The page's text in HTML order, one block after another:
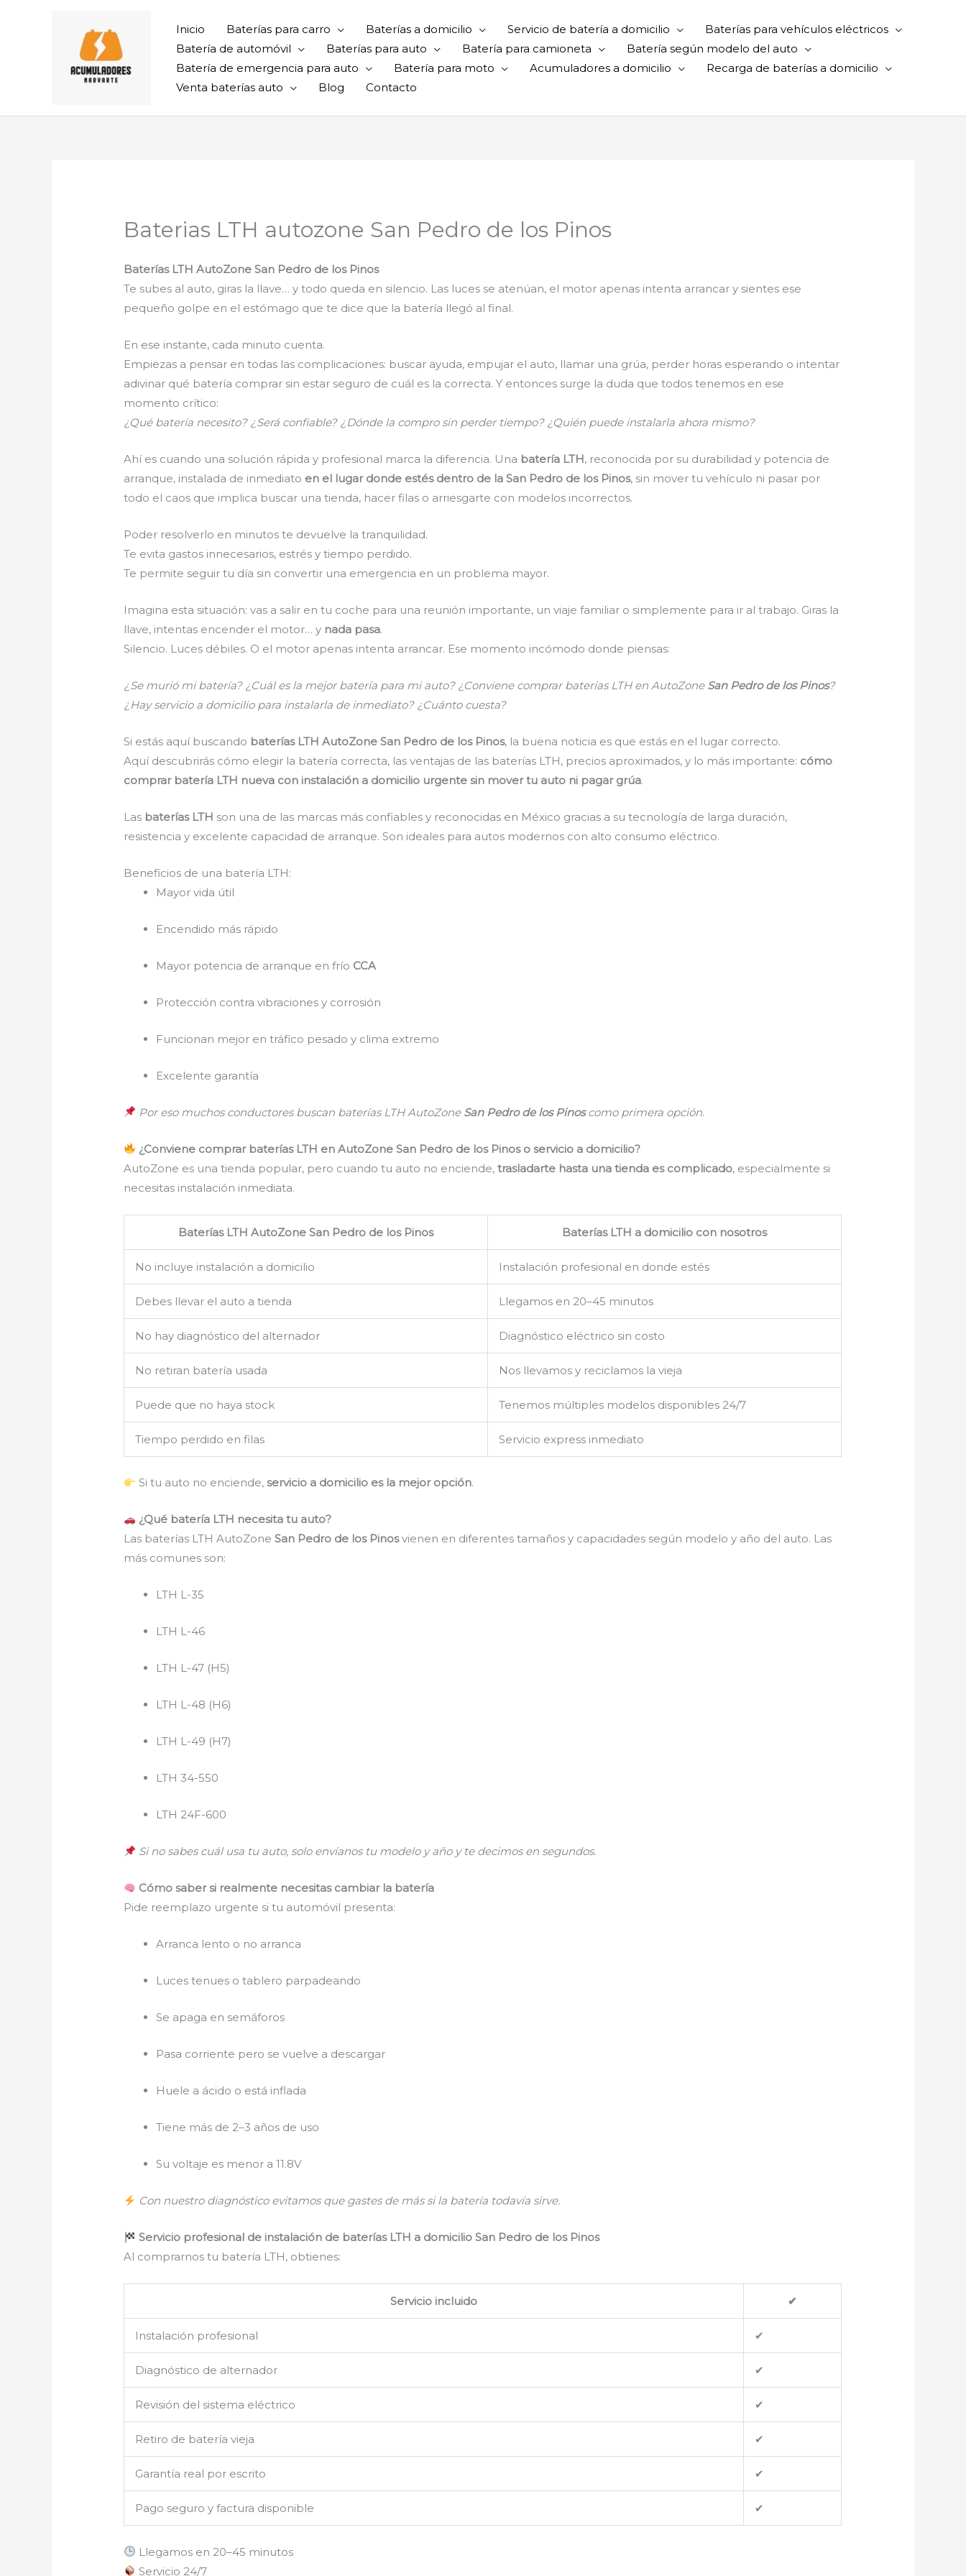
Inicio Baterías para carro Baterías a domicilio Servicio de batería a domicilio
Baterías para vehículos eléctricos
Batería de automóvil
Baterías para auto Batería para camioneta
Batería según modelo del auto
Batería de emergencia para auto
Batería para moto Acumuladores a domicilio
Recarga de baterías a domicilio
Venta baterías auto
Blog Contacto
Baterias LTH autozone San Pedro de los Pinos
Baterías LTH AutoZone San Pedro de los Pinos
Te subes al auto, giras la llave… y todo queda en silencio. Las luces se atenúan, el motor apenas intenta arrancar y sientes ese
pequeño golpe en el estómago que te dice que la batería llegó al final.
En ese instante, cada minuto cuenta.
Empiezas a pensar en todas las complicaciones: buscar ayuda, empujar el auto, llamar una grúa, perder horas esperando o intentar
adivinar qué batería comprar sin estar seguro de cuál es la correcta. Y entonces surge la duda que todos tenemos en ese
momento crítico:
¿Qué batería necesito? ¿Será confiable? ¿Dónde la compro sin perder tiempo? ¿Quién puede instalarla ahora mismo?
Ahí es cuando una solución rápida y profesional marca la diferencia. Una batería LTH, reconocida por su durabilidad y potencia de
arranque, instalada de inmediato en el lugar donde estés dentro de la San Pedro de los Pinos, sin mover tu vehículo ni pasar por
todo el caos que implica buscar una tienda, hacer filas o arriesgarte con modelos incorrectos.
Poder resolverlo en minutos te devuelve la tranquilidad.
Te evita gastos innecesarios, estrés y tiempo perdido.
Te permite seguir tu día sin convertir una emergencia en un problema mayor.
Imagina esta situación: vas a salir en tu coche para una reunión importante, un viaje familiar o simplemente para ir al trabajo. Giras la
llave, intentas encender el motor… y nada pasa.
Silencio. Luces débiles. O el motor apenas intenta arrancar. Ese momento incómodo donde piensas:
¿Se murió mi batería? ¿Cuál es la mejor batería para mi auto? ¿Conviene comprar baterías LTH en AutoZone San Pedro de los Pinos?
¿Hay servicio a domicilio para instalarla de inmediato? ¿Cuánto cuesta?
Si estás aquí buscando baterías LTH AutoZone San Pedro de los Pinos, la buena noticia es que estás en el lugar correcto.
Aquí descubrirás cómo elegir la batería correcta, las ventajas de las baterías LTH, precios aproximados, y lo más importante: cómo
comprar batería LTH nueva con instalación a domicilio urgente sin mover tu auto ni pagar grúa.
Las baterías LTH son una de las marcas más confiables y reconocidas en México gracias a su tecnología de larga duración,
resistencia y excelente capacidad de arranque. Son ideales para autos modernos con alto consumo eléctrico.
Beneficios de una batería LTH:
Mayor vida útil
Encendido más rápido
Mayor potencia de arranque en frío CCA
Protección contra vibraciones y corrosión
Funcionan mejor en tráfico pesado y clima extremo
Excelente garantía
Por eso muchos conductores buscan baterías LTH AutoZone San Pedro de los Pinoscomo primera opción.
¿Conviene comprar baterías LTH en AutoZone San Pedro de los Pinos o servicio a domicilio?
AutoZone es una tienda popular, pero cuando tu auto no enciende,trasladarte hasta una tienda es complicado, especialmente si
necesitas instalación inmediata.
Baterías LTH AutoZoneSan Pedro de los Pinos Baterías LTH a domicilio con nosotros
No incluye instalación a domicilio Instalación profesional en donde estés
Debes llevar el auto a tienda Llegamos en 20–45 minutos
No hay diagnóstico del alternador Diagnóstico eléctrico sin costo
No retiran batería usada Nos llevamos y reciclamos la vieja
Puede que no haya stock Tenemos múltiples modelos disponibles 24/7
Tiempo perdido en filas Servicio express inmediato
Si tu auto no enciende,servicio a domicilio es la mejor opción.
¿Qué batería LTH necesita tu auto?
Las baterías LTH AutoZoneSan Pedro de los Pinosvienen en diferentes tamaños y capacidades según modelo y año del auto. Las
más comunes son:
LTH L-35
LTH L-46
LTH L-47 (H5)
LTH L-48 (H6)
LTH L-49 (H7)
LTH 34-550
LTH 24F-600
Si no sabes cuál usa tu auto, solo envíanos tu modelo y año y te decimos en segundos.
Cómo saber si realmente necesitas cambiar la batería
Pide reemplazo urgente si tu automóvil presenta:
Arranca lento o no arranca
Luces tenues o tablero parpadeando
Se apaga en semáforos
Pasa corriente pero se vuelve a descargar
Huele a ácido o está inflada
Tiene más de 2–3 años de uso
Su voltaje es menor a 11.8V
Con nuestro diagnóstico evitamos que gastes de más si la batería todavía sirve.
Servicio profesional de instalación de baterías LTH a domicilio San Pedro de los Pinos
Al comprarnos tu batería LTH, obtienes:
Servicio incluido ✔
Instalación profesional ✔
Diagnóstico de alternador ✔
Revisión del sistema eléctrico ✔
Retiro de batería vieja ✔
Garantía real por escrito ✔
Pago seguro y factura disponible ✔
Llegamos en 20–45 minutos
Servicio 24/7